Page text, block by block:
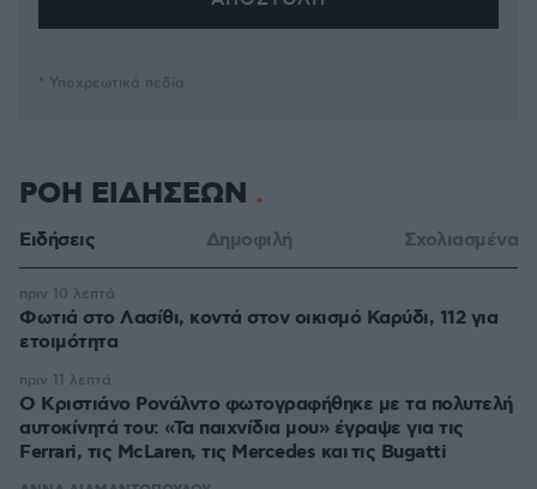
* Υποχρεωτικά πεδία
ΡΟΗ ΕΙΔΗΣΕΩΝ
Ειδήσεις Δημοφιλή Σχολιασμένα
Φωτιά στο Λασίθι, κοντά στον οικισμό Καρύδι, 112 για
ετοιμότητα
πριν 10 λεπτά
Ο Κριστιάνο Ρονάλντο φωτογραφήθηκε με τα πολυτελή
αυτοκίνητά του: «Τα παιχνίδια μου» έγραψε για τις
Ferrari, τις McLaren, τις Mercedes και τις Bugatti
πριν 11 λεπτά